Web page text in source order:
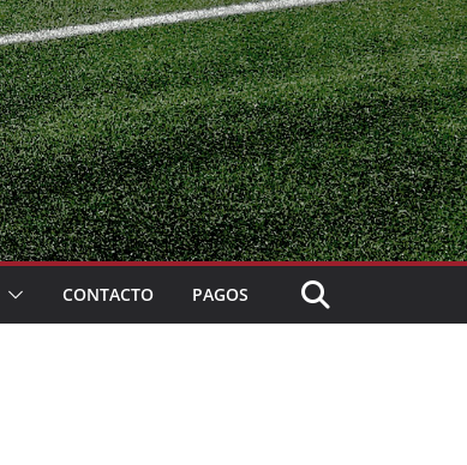
CONTACTO PAGOS